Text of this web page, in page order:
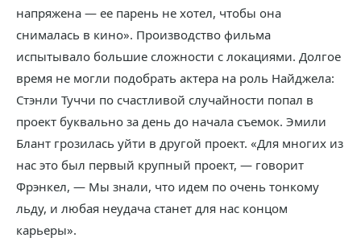
напряжена — ее парень не хотел, чтобы она
снималась в кино». Производство фильма
испытывало большие сложности с локациями. Долгое
время не могли подобрать актера на роль Найджела:
Стэнли Туччи по счастливой случайности попал в
проект буквально за день до начала съемок. Эмили
Блант грозилась уйти в другой проект. «Для многих из
нас это был первый крупный проект, — говорит
Фрэнкел, — Мы знали, что идем по очень тонкому
льду, и любая неудача станет для нас концом
карьеры».